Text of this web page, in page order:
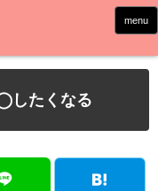
menu
したくなる